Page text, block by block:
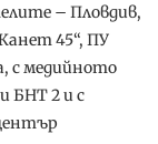
– Пловдив,
45“, ПУ
с медийното
БНТ 2 и с